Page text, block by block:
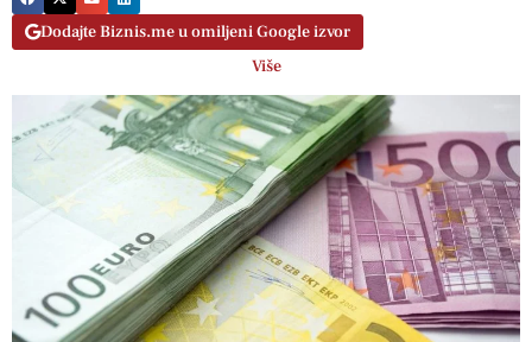
Dodajte Biznis.me u omiljeni Google izvor
Više